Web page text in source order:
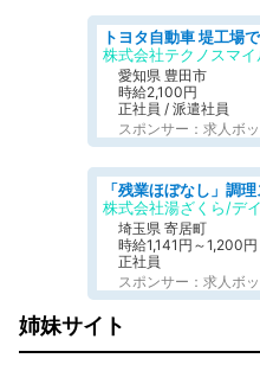
株式会社テクノスマイ
愛知県 豊田市
時給2,100円
正社員 / 派遣社員
スポンサー：求人ボ
埼玉県 寄居町
時給1,141円～1,200円
正社員
スポンサー：求人ボ
姉妹サイト